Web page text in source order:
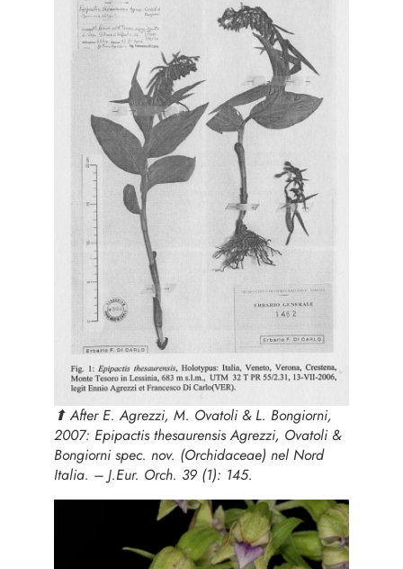
⬆︎ After E. Agrezzi, M. Ovatoli & L. Bongiorni,
2007: Epipactis thesaurensisAgrezzi, Ovatoli &
Bongiorni spec. nov. (Orchidaceae) nel Nord
Italia. – J.Eur. Orch. 39 (1): 145.